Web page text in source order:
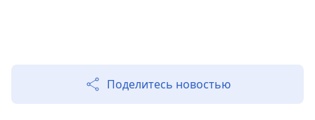
Поделитесь новостью